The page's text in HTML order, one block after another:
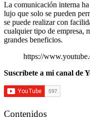
La comunicación interna
lujo que solo se pueden
se puede realizar con
cualquier tipo de empresa,
grandes beneficios.
https://
Suscríbete a mi canal de
Contenidos